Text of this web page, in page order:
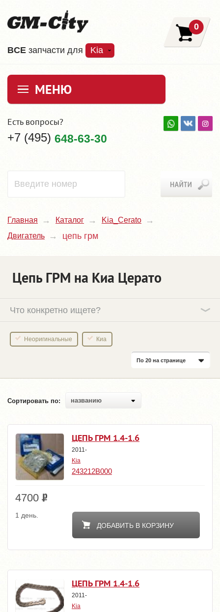
ВCE запчасти для Kia
0
МЕНЮ
Есть вопросы?
+7 (495) 648-63-30
Главная Каталог
Kia_Cerato
Двигатель
цепь грм
Цепь ГРМ на Киа Церато
Что конкретно ищете?
Неоригинальные Киа
По 20 на странице
Сортировать по: названию
ЦЕПЬ ГРМ 1.4-1.6
2011-
Kia
243212B000
4700
ДОБАВИТЬ В КОРЗИНУ
1 день.
ЦЕПЬ ГРМ 1.4-1.6
2011-
Kia